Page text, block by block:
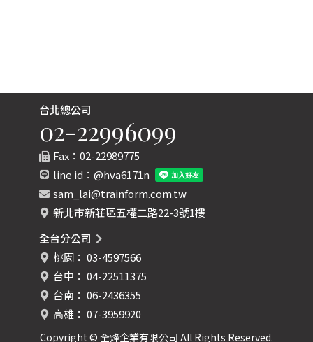
台北總公司
02-22996099
Fax：02-22989775
line id： @hva6171n
sam_lai@trainform.com.tw
新北市新莊區五權二路22-3號1樓
全台分公司
桃園： 03-4597566
台中： 04-22511375
台南： 06-2436355
高雄： 07-3959920
Copyright © 全烽企業有限公司 All Rights Reserved.